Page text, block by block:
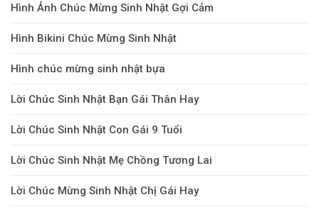
Hình Ảnh Chúc Mừng Sinh Nhật Gợi Cảm
Hình Bikini Chúc Mừng Sinh Nhật
Hình chúc mừng sinh nhật bựa
Lời Chúc Sinh Nhật Bạn Gái Thân Hay
Lời Chúc Sinh Nhật Con Gái 9 Tuổi
Lời Chúc Sinh Nhật Mẹ Chồng Tương Lai
Lời Chúc Mừng Sinh Nhật Chị Gái Hay